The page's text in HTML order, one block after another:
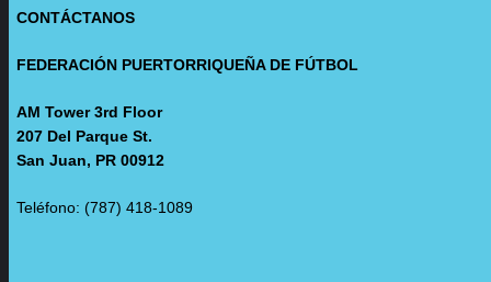
CONTÁCTANOS
FEDERACIÓN PUERTORRIQUEÑA DE FÚTBOL
AM Tower 3rd Floor
207 Del Parque St.
San Juan, PR 00912
Teléfono: (787) 418-1089